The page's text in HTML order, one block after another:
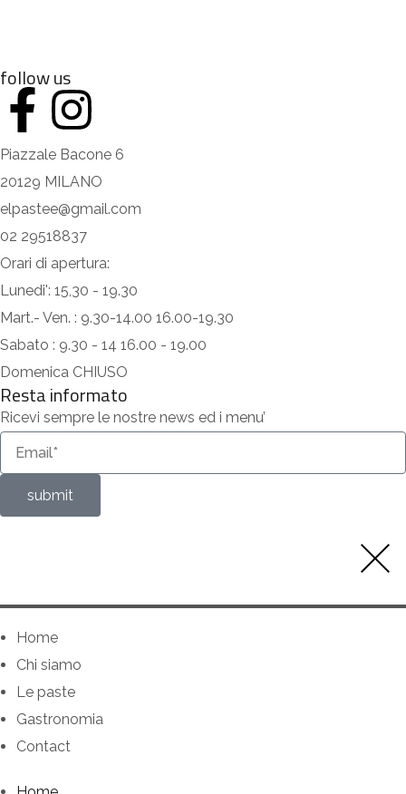
Resta informato
Ricevi sempre le nostre news ed i menu’
submit
Orari di apertura:
Lunedi': 15,30 - 19.30
Mart.- Ven. : 9.30-14.00 16.00-19.30
Sabato : 9.30 - 14 16.00 - 19.00
Domenica CHIUSO
Piazzale Bacone 6
20129 MILANO
elpastee@gmail.com
02 29518837
follow us
Home
Chi siamo
Le paste
Gastronomia
Contact